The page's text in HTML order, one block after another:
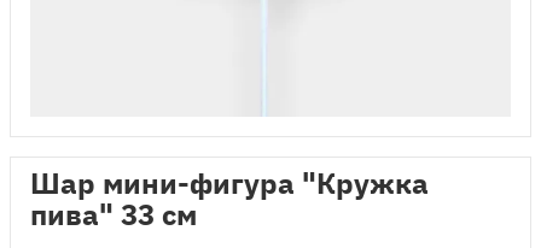
Шар мини-фигура "Кружка
пива" 33 см